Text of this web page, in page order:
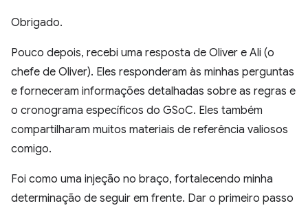
Obrigado.
Pouco depois, recebi uma resposta de Oliver e Ali (o
chefe de Oliver). Eles responderam às minhas perguntas
e forneceram informações detalhadas sobre as regras e
o cronograma específicos do GSoC. Eles também
compartilharam muitos materiais de referência valiosos
comigo.
Foi como uma injeção no braço, fortalecendo minha
determinação de seguir em frente. Dar o primeiro passo